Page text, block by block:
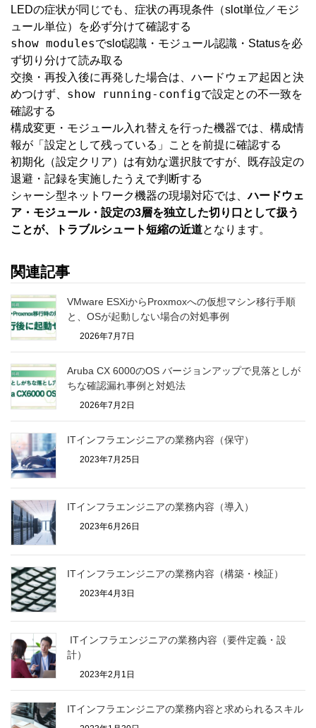
LEDの症状が同じでも、症状の再現条件（slot単位／モジ
ュール単位）を必ず分けて確認する
show modulesでslot認識・モジュール認識・Statusを必
ず切り分けて読み取る
交換・再投入後に再発した場合は、ハードウェア起因と決
めつけず、 show running-configで設定との不一致を
確認する
構成変更・モジュール入れ替えを行った機器では、構成情
報が「設定として残っている」ことを前提に確認する
初期化（設定クリア）は有効な選択肢ですが、既存設定の
退避・記録を実施したうえで判断する
シャーシ型ネットワーク機器の現場対応では、ハードウェ
ア・モジュール・設定の3層を独立した切り口として扱う
ことが、トラブルシュート短縮の近道となります。
関連記事
VMware ESXiからProxmoxへの仮想マシン移行手順
と、OSが起動しない場合の対処事例
2026年7月7日
Aruba CX 6000のOS バージョンアップで見落としが
ちな確認漏れ事例と対処法
2026年7月2日
ITインフラエンジニアの業務内容（保守）
2023年7月25日
ITインフラエンジニアの業務内容（導入）
2023年6月26日
ITインフラエンジニアの業務内容（構築・検証）
2023年4月3日
ITインフラエンジニアの業務内容（要件定義・設
計）
2023年2月1日
ITインフラエンジニアの業務内容と求められるスキル